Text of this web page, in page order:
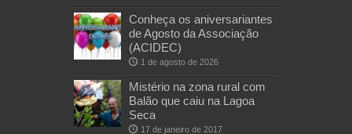
Conheça os aniversariantes
de Agosto da Associação
(ACIDEC)
1 de agosto de 2026
Mistério na zona rural com
Balão que caiu na Lagoa
Seca
17 de janeiro de 2017